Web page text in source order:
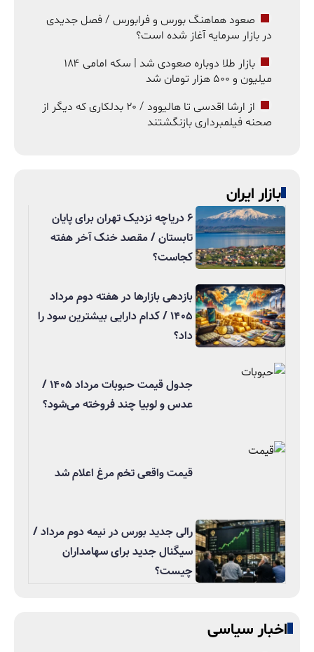
صعود هماهنگ بورس و فرابورس / فصل جدیدی
در بازار سرمایه آغاز شده است؟
بازار طلا دوباره صعودی شد | سکه امامی ۱۸۴
میلیون و ۵۰۰ هزار تومان شد
از ارشا اقدسی تا هالیوود / ۲۰ بدلکاری که دیگر از
صحنه فیلمبرداری بازنگشتند
بازار ایران
۶ دریاچه نزدیک تهران برای پایان
تابستان / مقصد خنک آخر هفته
کجاست؟
بازدهی بازارها در هفته دوم مرداد
۱۴۰۵ / کدام دارایی بیشترین سود را
داد؟
جدول قیمت حبوبات مرداد ۱۴۰۵ /
عدس و لوبیا چند فروخته می‌شود؟
قیمت واقعی تخم مرغ اعلام شد
رالی جدید بورس در نیمه دوم مرداد /
سیگنال جدید برای سهامداران
چیست؟
اخبار سیاسی